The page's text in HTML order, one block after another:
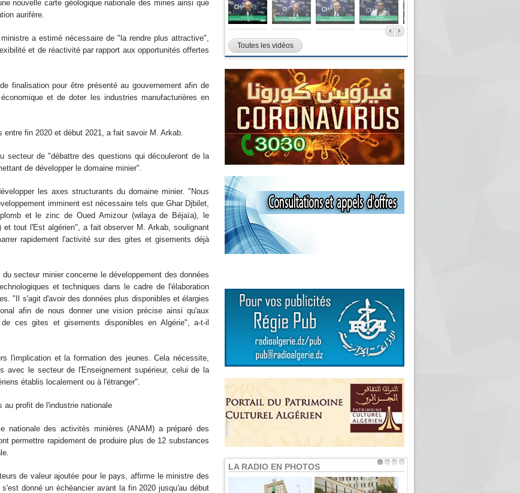
nouvelle carte géologique nationale des mines ainsi que
aurifère.
a estimé nécessaire de "la rendre plus attractive",
et de réactivité par rapport aux opportunités offertes
finalisation pour être présenté au gouvernement afin de
et de doter les industries manufacturières en
fin 2020 et début 2021, a fait savoir M. Arkab.
secteur de "débattre des questions qui découleront de la
de développer le domaine minier".
les axes structurants du domaine minier. "Nous
imminent est nécessaire tels que Ghar Djbilet,
et le zinc de Oued Amizour (wilaya de Béjaïa), le
et tout l'Est algérien", a fait observer M. Arkab, soulignant
rapidement l'activité sur des gites et gisements déjà
secteur minier concerne le développement des données
et techniques dans le cadre de l'élaboration
"Il s'agit d'avoir des données plus disponibles et élargies
afin de nous donner une vision précise ainsi qu'aux
ces gites et gisements disponibles en Algérie", a-t-il
l'implication et la formation des jeunes. Cela nécessite,
avec le secteur de l'Enseignement supérieur, celui de la
établis localement ou à l'étranger".
au profit de l'industrie nationale
nationale des activités minières (ANAM) a préparé des
permettre rapidement de produire plus de 12 substances
de valeur ajoutée pour le pays, affirme le ministre des
donné un échéancier avant la fin 2020 jusqu'au début
Toutes les vidéos
LA RADIO EN PHOTOS